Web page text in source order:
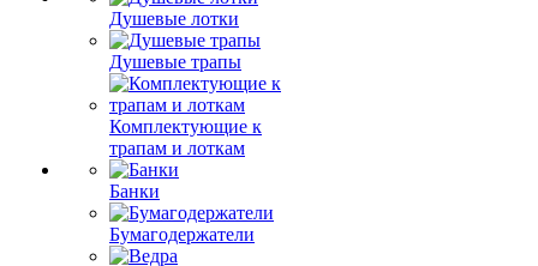
Душевые лотки
Душевые трапы
Комплектующие к
трапам и лоткам
Банки
Бумагодержатели